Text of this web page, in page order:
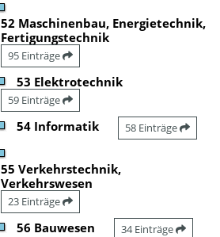
52 Maschinenbau, Energietechnik,
Fertigungstechnik
95 Einträge
53 Elektrotechnik
59 Einträge
54 Informatik 58 Einträge
55 Verkehrstechnik,
Verkehrswesen
23 Einträge
56 Bauwesen 34 Einträge